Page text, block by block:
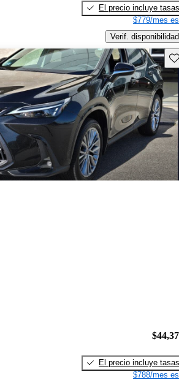
El precio incluye tasas
$779/mes
Verif. disponibilidad
El precio incluye tasas
$788/mes